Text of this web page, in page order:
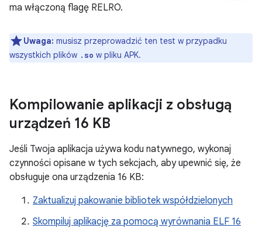
ma włączoną flagę RELRO.
Uwaga: musisz przeprowadzić ten test w przypadku
wszystkich plików .so w pliku APK.
Kompilowanie aplikacji z obsługą
urządzeń 16 KB
Jeśli Twoja aplikacja używa kodu natywnego, wykonaj
czynności opisane w tych sekcjach, aby upewnić się, że
obsługuje ona urządzenia 16 KB:
Zaktualizuj pakowanie bibliotek współdzielonych
Skompiluj aplikację za pomocą wyrównania ELF 16